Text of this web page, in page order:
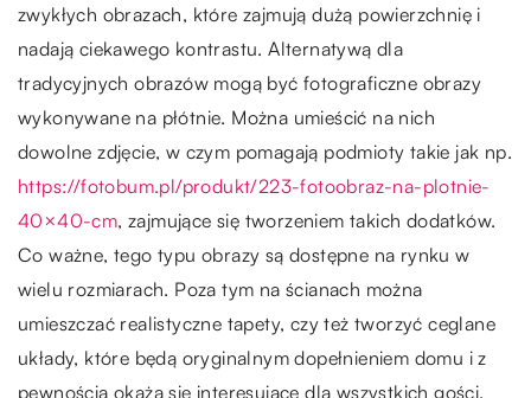
zwykłych obrazach, które zajmują dużą powierzchnię i
nadają ciekawego kontrastu. Alternatywą dla
tradycyjnych obrazów mogą być fotograficzne obrazy
wykonywane na płótnie. Można umieścić na nich
dowolne zdjęcie, w czym pomagają podmioty takie jak np.
https://fotobum.pl/produkt/223-fotoobraz-na-plotnie-
40×40-cm, zajmujące się tworzeniem takich dodatków.
Co ważne, tego typu obrazy są dostępne na rynku w
wielu rozmiarach. Poza tym na ścianach można
umieszczać realistyczne tapety, czy też tworzyć ceglane
układy, które będą oryginalnym dopełnieniem domu i z
pewnością okażą się interesujące dla wszystkich gości.